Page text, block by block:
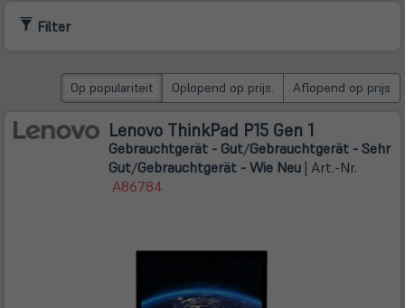
Filter
Op populariteit Oplopend op prijs. Aflopend op prijs
Lenovo ThinkPad P15 Gen 1
Gebrauchtgerät - Gut/Gebrauchtgerät - Sehr
Gut/Gebrauchtgerät - Wie Neu | Art.-Nr.
A86784